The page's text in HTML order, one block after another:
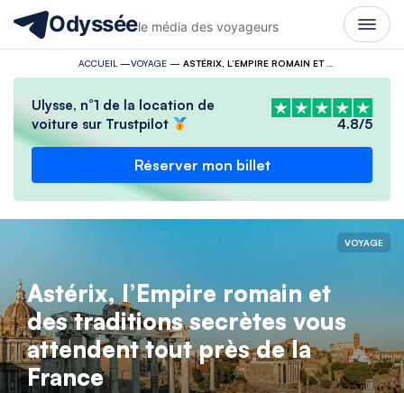
Odysséele média des voyageurs
ACCUEIL —VOYAGE—
Ulysse, n°1 de la location de
voiture sur Trustpilot
4.8/5
Réserver mon billet
VOYAGE
Astérix, l’Empire romain et
des traditions secrètes vous
attendent tout près de la
France